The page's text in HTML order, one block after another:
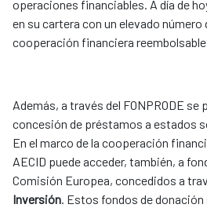
operaciones financiables. A día de
en su cartera con un elevado
cooperación financiera
Además, a través del FONPRODE se
concesión de préstamos a estados
En el marco de la cooperación
AECID puede acceder, también, a
Comisión Europea, concedidos a
Inversión. Estos fondos de